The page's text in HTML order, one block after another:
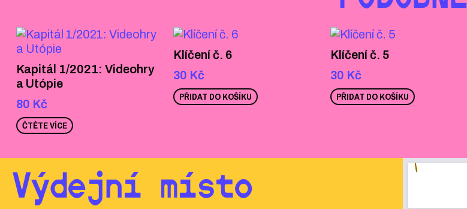
Kapitál 1/2021: Videohry
a Utópie
80 Kč
ČTĚTE VÍCE
Klíčení č. 6
30 Kč
PŘIDAT DO KOŠÍKU
Klíčení č. 5
30 Kč
PŘIDAT DO KOŠÍKU
Výdejní místo